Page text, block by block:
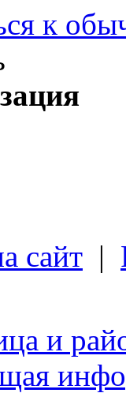
к
сайт |
и